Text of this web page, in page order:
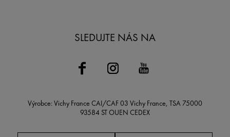
SLEDUJTE NÁS NA
Výrobce: Vichy France CAI/CAF 03 Vichy France, TSA 75000
93584 ST OUEN CEDEX